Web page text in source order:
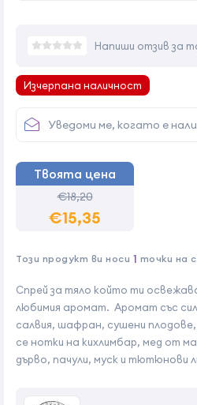
Спрей за тяло който ти
любимия аромат. Аромат със
салвия, шафран, сушени
се нотки на кихлимбар, мед от
дърво, пачули, муск и тютюнови
Напиши отзив за
Изчерпана наличност
Уведоми ме, когато е
Твоята цена
€18,20
€15,35
Този продукт ви носи 1 точки на